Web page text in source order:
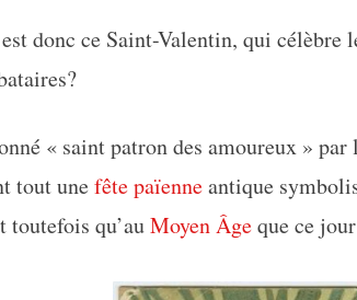
donc ce Saint-Valentin, qui célèbre
« saint patron des amoureux »
tout unefête païenneantique
toutefois qu’auMoyen Âgeque ce jour